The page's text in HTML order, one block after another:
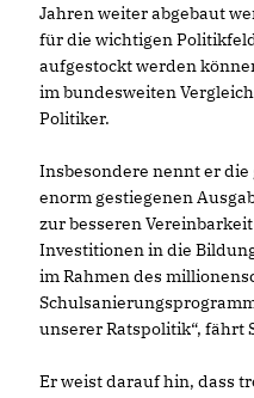
Jahren weiter abgebaut
für die wichtigen
aufgestockt werden
im bundesweiten
Politiker.
Insbesondere nennt er
enorm gestiegenen
zur besseren
Investitionen in die
im Rahmen des
unserer Ratspolitik“, fährt
Er weist darauf hin, dass